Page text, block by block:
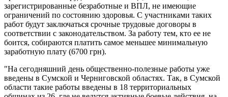
зарегистрированные безработные и ВПЛ, не имеющие
ограничений по состоянию здоровья. С участниками таких
работ будут заключаться срочные трудовые договоры в
соответствии с законодательством. За работу тем, кто ее не
боится, собираются платить самое меньшее минимальную
заработную плату (6700 грн).
"На сегодняшний день общественно-полезные работы уже
введены в Сумской и Черниговской областях. Так, в Сумской
области такие работы введены в 18 территориальных